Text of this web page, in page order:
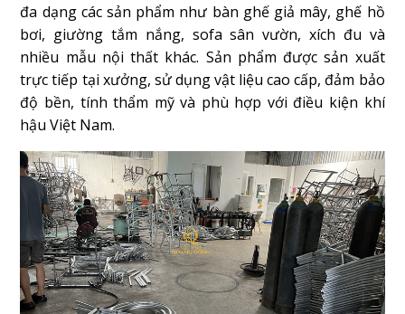
đa dạng các sản phẩm như bàn ghế giả mây, ghế hồ
bơi, giường tắm nắng, sofa sân vườn, xích đu và
nhiều mẫu nội thất khác. Sản phẩm được sản xuất
trực tiếp tại xưởng, sử dụng vật liệu cao cấp, đảm bảo
độ bền, tính thẩm mỹ và phù hợp với điều kiện khí
hậu Việt Nam.